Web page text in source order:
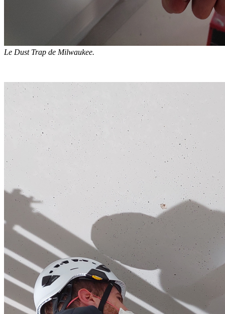
Le Dust Trap de Milwaukee.